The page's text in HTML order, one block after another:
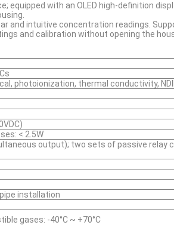
with an OLED high-definition
and intuitive concentration readings.
and calibration without opening the
photoionization, thermal conductivity,
< 2.5W
output); two sets of passive relay
installation
gases: -40°C ~ +70°C